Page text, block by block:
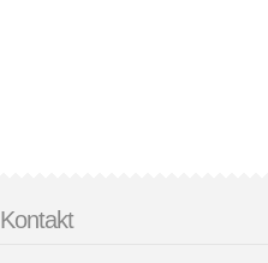
Kontakt